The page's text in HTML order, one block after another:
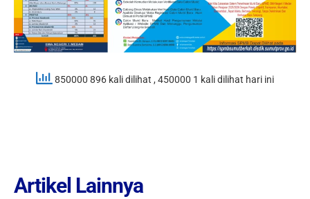
850000 896 kali dilihat , 450000 1 kali dilihat hari ini
Artikel Lainnya